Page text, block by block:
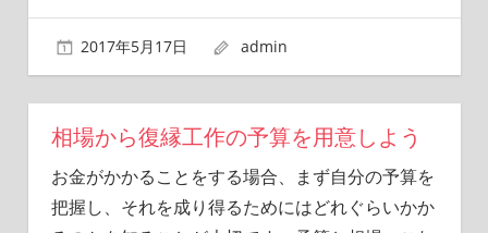
2017年5月17日 admin
相場から復縁工作の予算を用意しよう
お金がかかることをする場合、まず自分の予算を
把握し、それを成り得るためにはどれぐらいかか